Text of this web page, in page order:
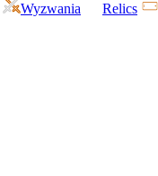
Wyzwania Relics